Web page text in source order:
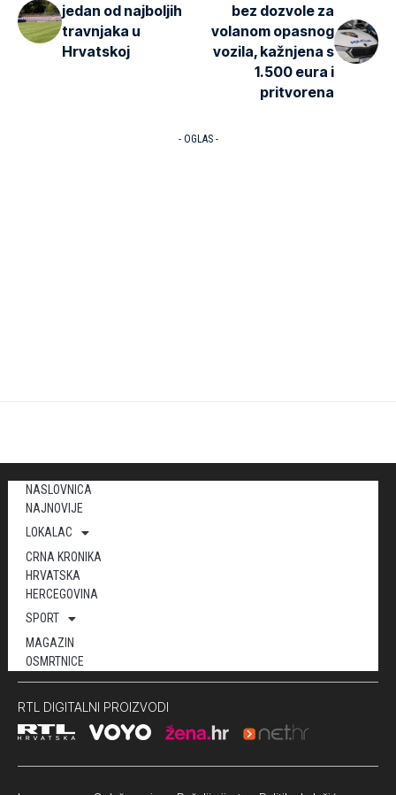
jedan od najboljih
travnjaka u
Hrvatskoj
bez dozvole za
volanom opasnog
vozila, kažnjena s
1.500 eura i
pritvorena
- OGLAS -
NASLOVNICA
NAJNOVIJE
LOKALAC
CRNA KRONIKA
HRVATSKA
HERCEGOVINA
SPORT
MAGAZIN
OSMRTNICE
RTL DIGITALNI PROIZVODI